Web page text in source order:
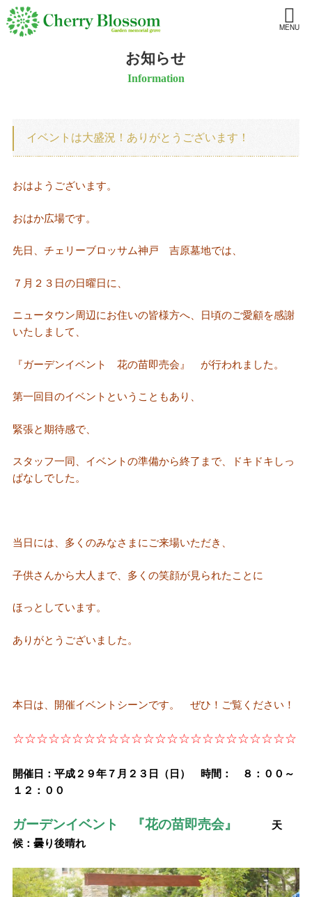
MENU
お知らせ
Information
イベントは大盛況！ありがとうございます！
おはようございます。
おはか広場です。
先日、チェリーブロッサム神戸 吉原墓地では、
７月２３日の日曜日に、
ニュータウン周辺にお住いの皆様方へ、日頃のご愛顧を感謝
いたしまして、
『ガーデンイベント 花の苗即売会』 が行われました。
第一回目のイベントということもあり、
緊張と期待感で、
スタッフ一同、イベントの準備から終了まで、ドキドキしっ
ぱなしでした。
当日には、多くのみなさまにご来場いただき、
子供さんから大人まで、多くの笑顔が見られたことに
ほっとしています。
ありがとうございました。
本日は、開催イベントシーンです。 ぜひ！ご覧ください！
☆☆☆☆☆☆☆☆☆☆☆☆☆☆☆☆☆☆☆☆☆☆☆☆
開催日：平成２９年７月２３日（日） 時間： ８：００～
１２：００
ガーデンイベント 『花の苗即売会』
天
候：曇り後晴れ